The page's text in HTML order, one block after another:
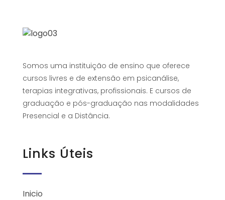
Somos uma instituição de ensino que oferece
cursos livres e de extensão em psicanálise,
terapias integrativas, profissionais. E cursos de
graduação e pós-graduação nas modalidades
Presencial e a Distância.
Links Úteis
Inicio